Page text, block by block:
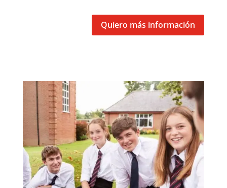
Quiero más información